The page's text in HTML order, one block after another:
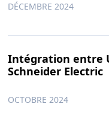
DÉCEMBRE 2024
Intégration entre
Schneider Electric
OCTOBRE 2024